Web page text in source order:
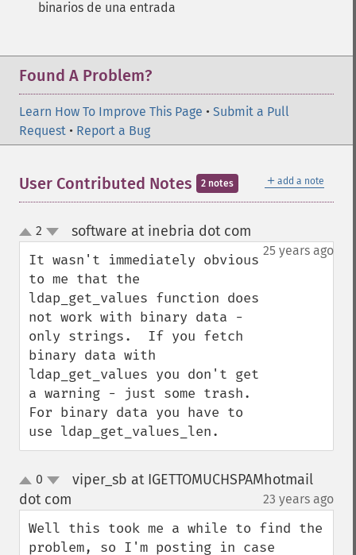
binarios de una entrada
Found A Problem?
Learn How To Improve This Page • Submit a Pull
Request • Report a Bug
＋ add a note
User Contributed Notes 2 notes
up
down
2 software at inebria dot com
25 years ago
It wasn't immediately obvious
to me that the
ldap_get_values function does
not work with binary data -
only strings.  If you fetch
binary data with
ldap_get_values you don't get
a warning - just some trash.
For binary data you have to
use ldap_get_values_len.
up
down
0
viper_sb at IGETTOMUCHSPAMhotmail
dot com
23 years ago
Well this took me a while to find the
problem, so I'm posting in case